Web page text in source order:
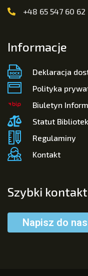
+48 65 547 60 62
Informacje
Deklaracja
Polityka
Biuletyn
Statut
Regulaminy
Kontakt
Szybki kontakt
Napisz do nas